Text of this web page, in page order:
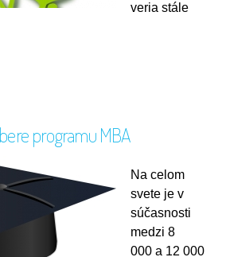
veria stále
programu MBA
Na celom
svete je v
súčasnosti
medzi 8
000 a 12 000